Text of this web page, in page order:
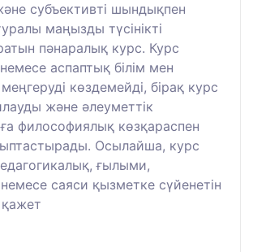
субъективті шындықпен
маңызды түсінікті
пәнаралық курс. Курс
аспаптық білім мен
көздемейді, бірақ курс
және әлеуметтік
философиялық көзқараспен
Осылайша, курс
ғылыми,
саяси қызметке сүйенетін
қажет